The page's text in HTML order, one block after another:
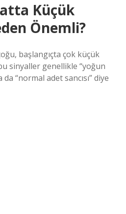
Küçük
Önemli?
başlangıçta çok küçük
sinyaller genellikle “yoğun
“normal adet sancısı” diye